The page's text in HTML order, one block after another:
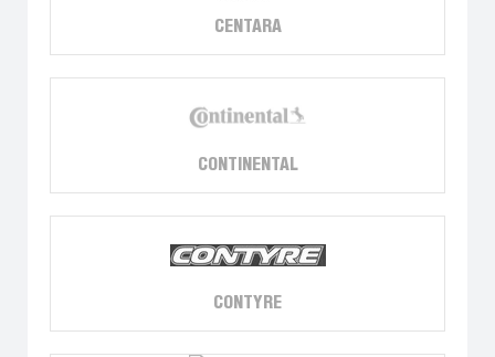
CENTARA
CONTINENTAL
CONTYRE